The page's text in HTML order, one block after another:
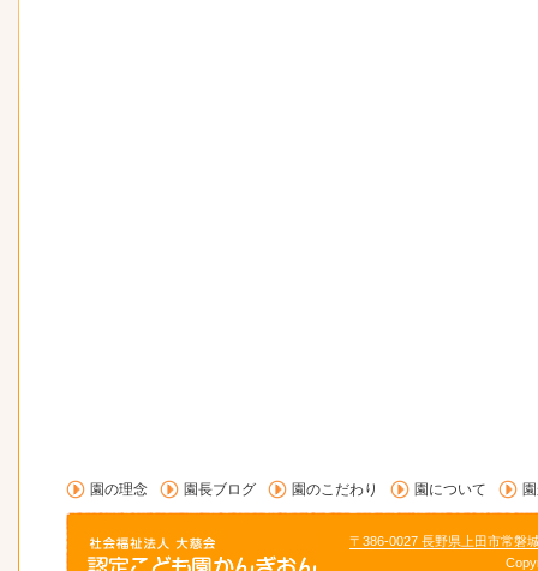
園の理念 園長ブログ 園のこだわり 園について
〒386-0027 長野県上田市常磐